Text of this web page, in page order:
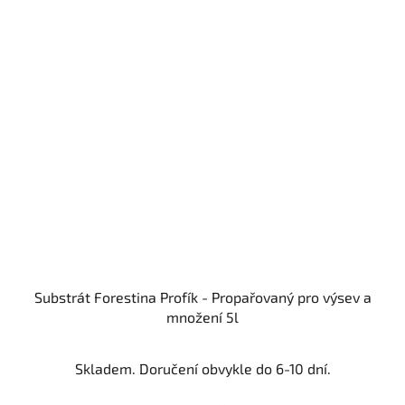
Substrát Forestina Profík - Propařovaný pro výsev a
množení 5l
Skladem. Doručení obvykle do 6-10 dní.